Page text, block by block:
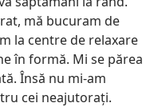
mă bucuram de
la centre de relaxare
în formă. Mi se părea
Însă nu mi-am
cei neajutoraţi.